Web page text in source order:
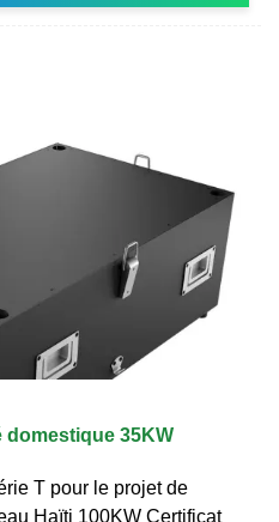
35KW
T pour le projet de
Haïti 100KW Certificat